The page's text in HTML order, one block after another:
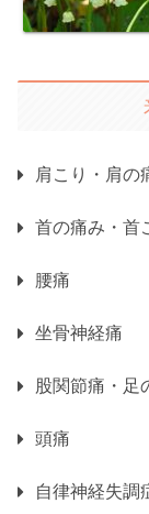
肩こり・肩の
首の痛み・首
腰痛
坐骨神経痛
股関節痛・足
頭痛
自律神経失調